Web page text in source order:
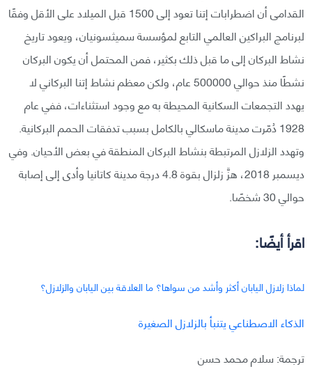
القدامى أن اضطرابات إتنا تعود إلى 1500 قبل الميلاد على الأقل وفقًا
لبرنامج البراكين العالمي التابع لمؤسسة سميثسونيان، ويعود تاريخ
نشاط البركان إلى ما قبل ذلك بكثير، فمن المحتمل أن يكون البركان
نشطًا منذ حوالي 500000 عام، ولكن معظم نشاط إتنا البركاني لا
يهدد التجمعات السكانية المحيطة به مع وجود استثناءات، ففي عام
1928 دُمّرت مدينة ماسكالي بالكامل بسبب تدفقات الحمم البركانية.
وتهدد الزلازل المرتبطة بنشاط البركان المنطقة في بعض الأحيان. وفي
ديسمبر 2018، هزَّ زلزال بقوة 4.8 درجة مدينة كاتانيا وأدى إلى إصابة
حوالي 30 شخصًا.
اقرأ أيضًا:
لماذا زلازل اليابان أكثر وأشد من سواها؟ ما العلاقة بين اليابان والزلازل؟
الذكاء الاصطناعي يتنبأ بالزلازل الصغيرة
ترجمة: سلام محمد حسن